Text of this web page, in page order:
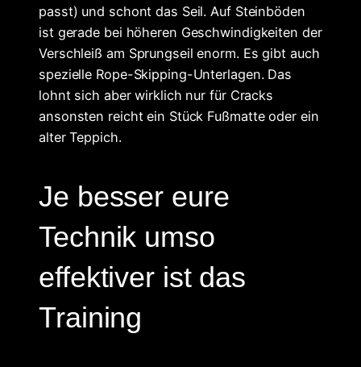
passt) und schont das Seil. Auf Steinböden
ist gerade bei höheren Geschwindigkeiten der
Verschleiß am Sprungseil enorm. Es gibt auch
spezielle Rope-Skipping-Unterlagen. Das
lohnt sich aber wirklich nur für Cracks
ansonsten reicht ein Stück Fußmatte oder ein
alter Teppich.
Je besser eure
Technik umso
effektiver ist das
Training